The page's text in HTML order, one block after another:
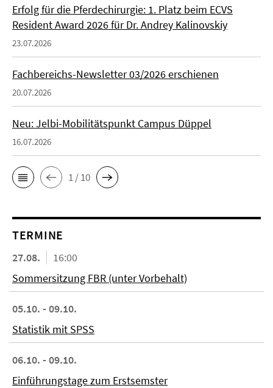
Erfolg für die Pferdechirurgie: 1. Platz beim ECVS
Resident Award 2026 für Dr. Andrey Kalinovskiy
23.07.2026
Fachbereichs-Newsletter 03/2026 erschienen
20.07.2026
Neu: Jelbi-Mobilitätspunkt Campus Düppel
16.07.2026
1 / 10
TERMINE
27.08.
16:00
Sommersitzung FBR (unter Vorbehalt)
05.10. - 09.10.
Statistik mit SPSS
06.10. - 09.10.
Einführungstage zum Erstsemster